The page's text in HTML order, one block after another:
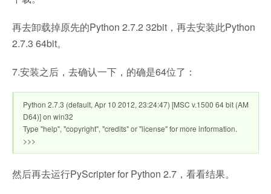
再去卸载掉原先的Python 2.7.2 32bit，再去安装此Python
2.7.3 64bit。
7.安装之后，去确认一下，的确是64位了：
Python 2.7.3 (default, Apr 10 2012, 23:24:47) [MSC v.1500 64 bit (AM
D64)] on win32
Type "help", "copyright", "credits" or "license" for more information.
>>>
然后再去运行PyScripter for Python 2.7，看看结果。